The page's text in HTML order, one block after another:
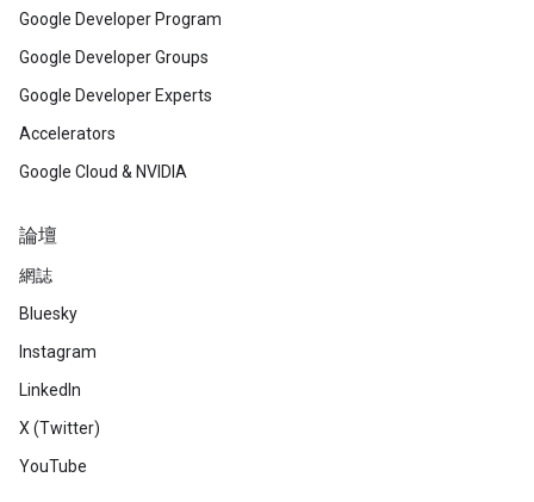
Google Developer Program
Google Developer Groups
Google Developer Experts
Accelerators
Google Cloud & NVIDIA
論壇
網誌
Bluesky
Instagram
LinkedIn
X (Twitter)
YouTube